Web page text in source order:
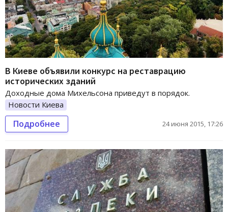
В Киеве объявили конкурс на реставрацию
исторических зданий
Доходные дома Михельсона приведут в порядок.
Новости Киева
Подробнее 24 июня 2015, 17:26